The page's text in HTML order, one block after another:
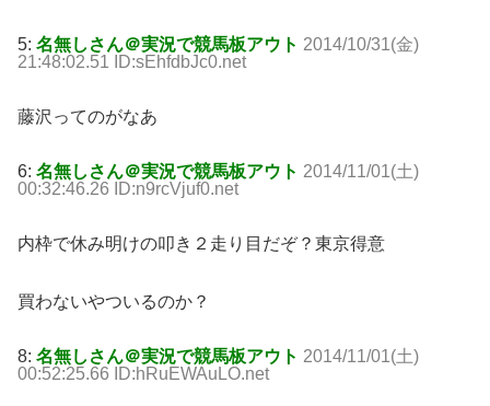
5: 名無しさん＠実況で競馬板アウト 2014/10/31(金)
21:48:02.51 ID:sEhfdbJc0.net
藤沢ってのがなあ
6: 名無しさん＠実況で競馬板アウト 2014/11/01(土)
00:32:46.26 ID:n9rcVjuf0.net
内枠で休み明けの叩き２走り目だぞ？東京得意
買わないやついるのか？
8: 名無しさん＠実況で競馬板アウト 2014/11/01(土)
00:52:25.66 ID:hRuEWAuLO.net